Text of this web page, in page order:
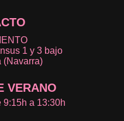
1 y 3 bajo
(Navarra)
VERANO
9:15h a 13:30h